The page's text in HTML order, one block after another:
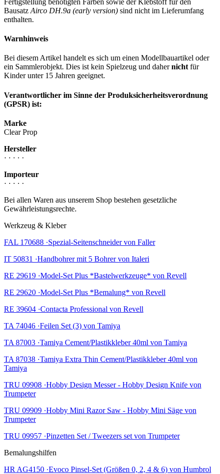
Bausatz Airco DH.9a (early version) sind nicht im Lieferumfang
enthalten.
Warnhinweis
Bei diesem Artikel handelt es sich um einen Modellbauartikel oder
ein Sammlerobjekt. Dies ist kein Spielzeug und dahernicht für
Kinder unter 15 Jahren geeignet.
Verantwortlicher im Sinne der Produksicherheitsverordnung
(GPSR) ist:
Marke
Clear Prop
Hersteller
· · · · ·
Importeur
· · · · ·
Bei allen Waren aus unserem Shop bestehen gesetzliche
Gewährleistungsrechte.
Werkzeug & Kleber
FAL 170688 ·Spezial-Seitenschneider von Faller
IT 50831 ·Handbohrer mit 5 Bohrer von Italeri
RE 29619 ·Model-Set Plus *Bastelwerkzeuge* von Revell
RE 29620 ·Model-Set Plus *Bemalung* von Revell
RE 39604 ·Contacta Professional von Revell
TA 74046 ·Feilen Set (3) von Tamiya
TA 87003 ·Tamiya Cement/Plastikkleber 40ml von Tamiya
TA 87038 ·Tamiya Extra Thin Cement/Plastikkleber 40ml von
Tamiya
TRU 09908 ·Hobby Design Messer - Hobby Design Knife von
Trumpeter
TRU 09909 ·Hobby Mini Razor Saw - Hobby Mini Säge von
Trumpeter
TRU 09957 ·Pinzetten Set / Tweezers set von Trumpeter
Bemalungshilfen
HR AG4150 ·Evoco Pinsel-Set (Größen 0, 2, 4 & 6) von Humbrol